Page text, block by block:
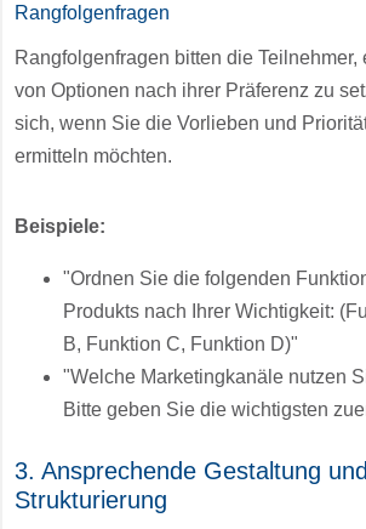
Rangfolgenfragen
Rangfolgenfragen bitten die
von Optionen nach ihrer Präferenz zu
sich, wenn Sie die Vorlieben und
ermitteln möchten.
Beispiele:
"Ordnen Sie die folgenden
Produkts nach Ihrer Wichtigkeit:
B, Funktion C, Funktion D)"
"Welche Marketingkanäle nutzen
Bitte geben Sie die wichtigsten
3. Ansprechende Gestaltung
Strukturierung